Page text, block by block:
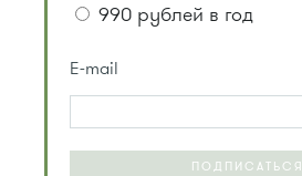
990 рублей в год
E-mail
ПОДПИСАТЬСЯ